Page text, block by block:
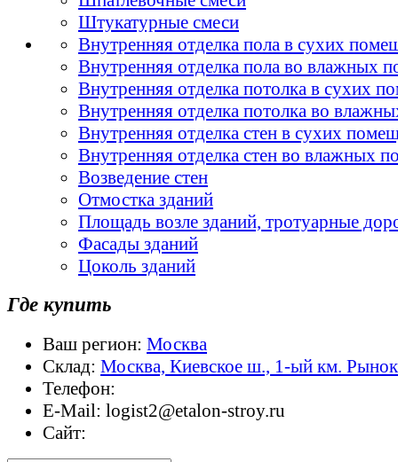
Штукатурные смеси
Внутренняя отделка пола в сухих
Внутренняя отделка пола во влажных
Внутренняя отделка потолка в сухих
Внутренняя отделка потолка во
Внутренняя отделка стен в сухих
Внутренняя отделка стен во влажных
Возведение стен
Отмостка зданий
Площадь возле зданий, тротуарные
Фасады зданий
Цоколь зданий
Где купить
Ваш регион: Москва
Склад: Москва, Киевское ш., 1-ый км.
Телефон:
E-Mail: logist2@etalon-stroy.ru
Сайт: